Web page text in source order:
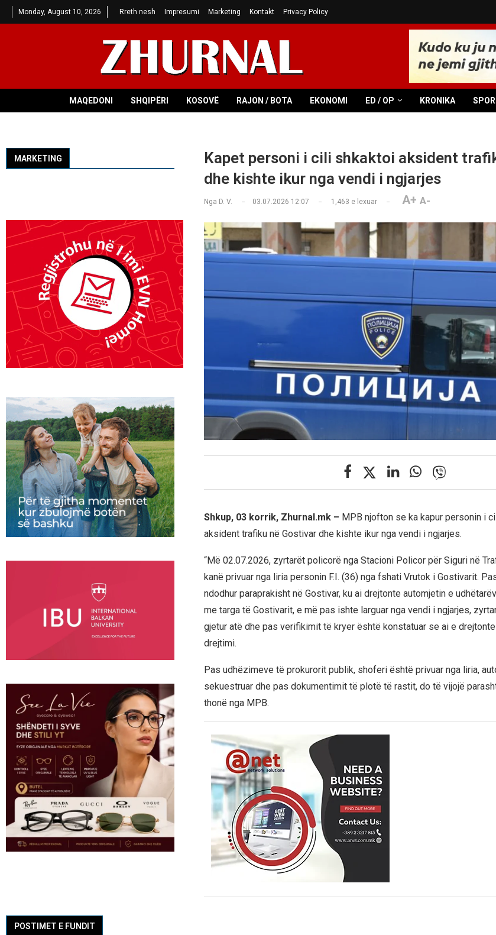
Monday, August 10, 2026 Rreth nesh Impresumi Marketing Kontakt Privacy Policy
MAQEDONI SHQIPËRI KOSOVË RAJON / BOTA EKONOMI ED / OP KRONIKA
Kapet personi i cili shkaktoi aksident
dhe kishte ikur nga vendi i ngjarjes
Nga D. V. 03.07.2026 12:07 1,463 e lexuar A+ A-
Shkup, 03 korrik, Zhurnal.mk – MPB njofton se ka kapur personin i
aksident trafiku në Gostivar dhe kishte ikur nga vendi i ngjarjes.
“Më 02.07.2026, zyrtarët policorë nga Stacioni Policor për Siguri në
kanë privuar nga liria personin F.I. (36) nga fshati Vrutok i Gostivarit.
ndodhur paraprakisht në Gostivar, ku ai drejtonte automjetin e
me targa të Gostivarit, e më pas ishte larguar nga vendi i ngjarjes,
gjetur atë dhe pas verifikimit të kryer është konstatuar se ai e
drejtimi.
Pas udhëzimeve të prokurorit publik, shoferi është privuar nga liria,
sekuestruar dhe pas dokumentimit të plotë të rastit, do të vijojë
thonë nga MPB.
MARKETING
POSTIMET E FUNDIT